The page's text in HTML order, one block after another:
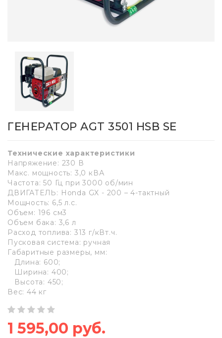
ГЕНЕРАТОР AGT 3501 HSB SE
Технические характеристики
Напряжение: 230 В
Макс. мощность: 3,0 кВА
Частота: 50 Гц при 3000 об/мин
ДВИГАТЕЛЬ: Honda GX - 200 – 4-тактный
Мощность: 6,5 л.с.
Объем: 196 см3
Объем бака: 3,6 л
Расход топлива: 313 г/кВт.ч.
Пусковая система: ручная
Габаритные размеры, мм:
Длина: 600;
Ширина: 400;
Высота: 450;
Вес: 44 кг
1 595,00 руб.